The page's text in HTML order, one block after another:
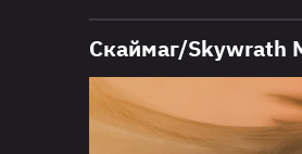
Скаймаг/Skywrath